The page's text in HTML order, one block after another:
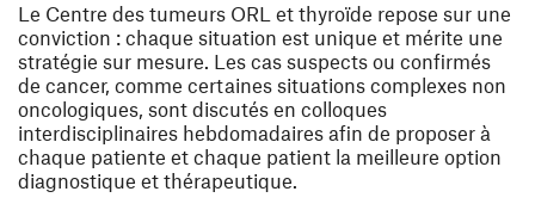
Le Centre des tumeurs ORL et thyroïde repose sur une
conviction : chaque situation est unique et mérite une
stratégie sur mesure. Les cas suspects ou confirmés
de cancer, comme certaines situations complexes non
oncologiques, sont discutés en colloques
interdisciplinaires hebdomadaires afin de proposer à
chaque patiente et chaque patient la meilleure option
diagnostique et thérapeutique.